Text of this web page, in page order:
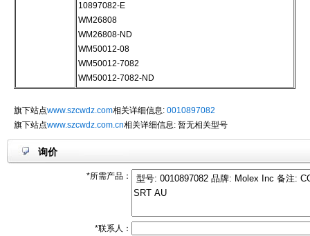
10897082-E
WM26808
WM26808-ND
WM50012-08
WM50012-7082
WM50012-7082-ND
旗下站点www.szcwdz.com相关详细信息: 0010897082
旗下站点www.szcwdz.com.cn相关详细信息: 暂无相关型号
询价
*所需产品：
*联系人：